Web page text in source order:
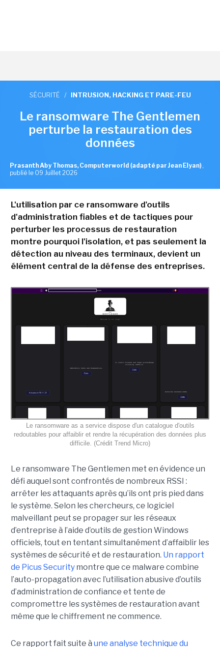
SÉCURITÉ / INTRUSION, HACKING ET PARE-FEU
Le ransomware The Gentlemen
perturbe la restauration des
données
Prasanth Aby Thomas, Computerworld (adapté par Jean Elyan) ,
publié le 09 Juillet 2026
L'utilisation par ce ransomware d'outils
d'administration fiables et de tactiques pour
perturber les processus de restauration
montre pourquoi l'isolation, et pas seulement la
détection au niveau des terminaux, devient un
élément central de la défense des entreprises.
Le ransomware as a service dispose d'un catalogue d'outils
redoutables pour affaiblir et rendre la récupération des données plus
difficile. (Crédit Trend Micro)
Le ransomware The Gentlemen met en évidence un
défi auquel sont confrontés de nombreux RSSI :
arrêter les attaquants après qu’ils ont pris pied dans
le système. Selon les chercheurs, ce logiciel
malveillant peut se propager sur les réseaux
d’entreprise à l’aide d’outils de gestion Windows
officiels, tout en tentant simultanément d’affaiblir les
systèmes de sécurité et de restauration. Un rapport
de Picus Securitymontre que ce malware combine
l’auto-propagation avec l’utilisation abusive d’outils
d’administration de confiance et tente de
compromettre les systèmes de restauration avant
même que le chiffrement ne commence.
Ce rapport fait suite à une analyse technique du